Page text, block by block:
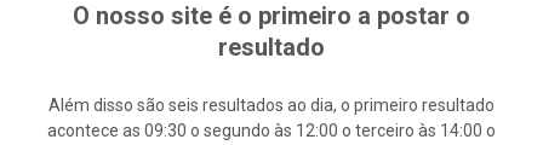
O nosso site é o primeiro a postar o
resultado
Além disso são seis resultados ao dia, o primeiro resultado
acontece as 09:30 o segundo às 12:00 o terceiro às 14:00 o